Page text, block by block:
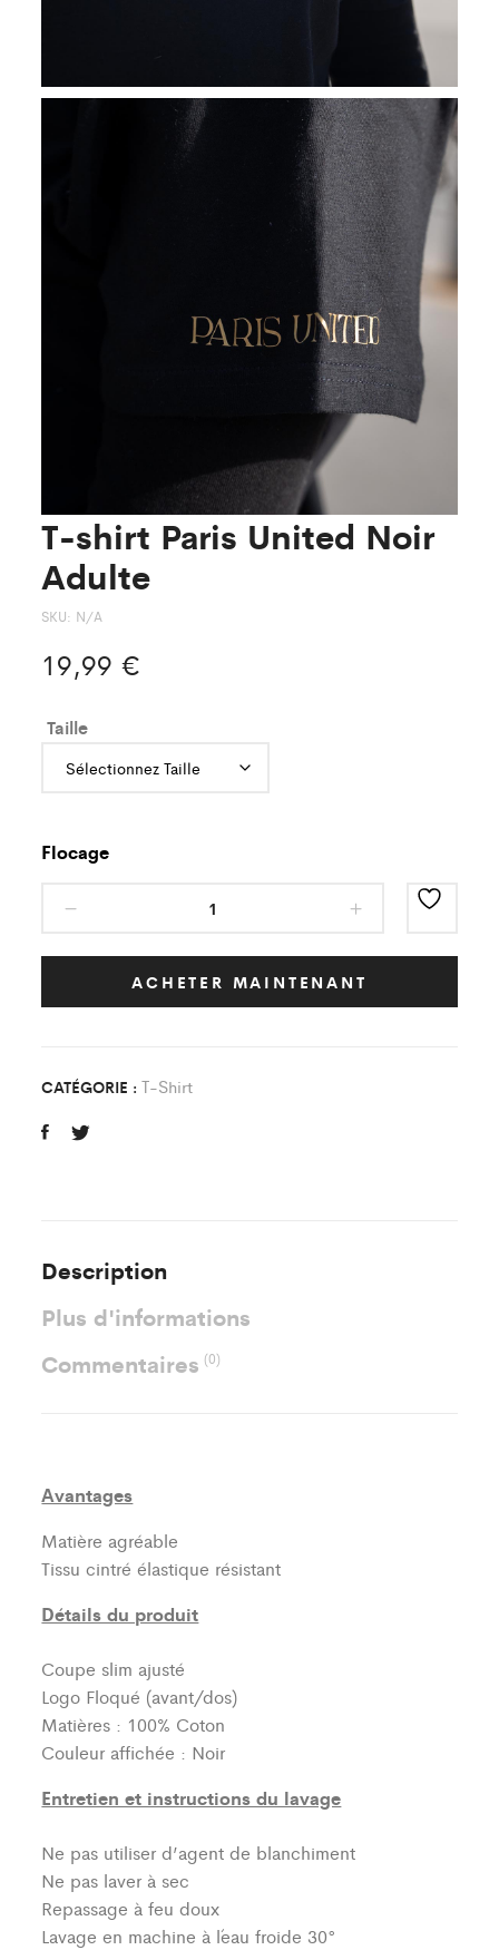
T-shirt Paris United Noir
Adulte
SKU: N/A
19,99 €
Taille
Flocage
Paris
United
Noir
ACHETER MAINTENANT
CATÉGORIE :T-Shirt
Description
Plus d'informations
Commentaires(0)
Avantages
Matière agréable
Tissu cintré élastique résistant
Détails du produit
Coupe slim ajusté
Logo Floqué (avant/dos)
Matières : 100% Coton
Couleur affichée : Noir
Entretien et instructions du lavage
Ne pas utiliser d’agent de blanchiment
Ne pas laver à sec
Repassage à feu doux
Lavage en machine à l´eau froide 30°